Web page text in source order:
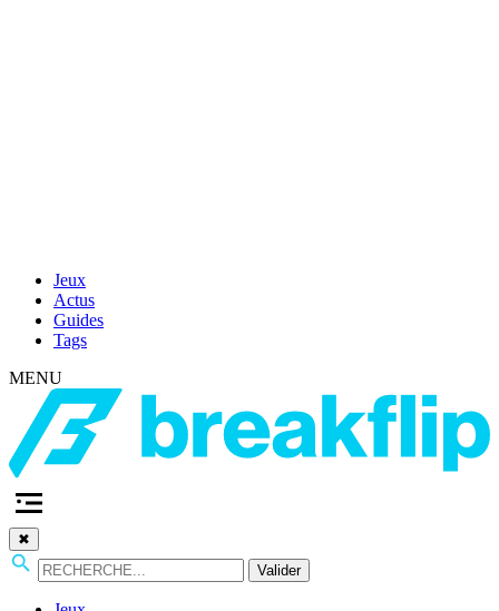
Jeux
Actus
Guides
Tags
MENU
✖
Valider